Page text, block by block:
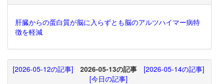
肝臓からの蛋白質が脳に入らずとも脳のアルツハイマー病特
徴を軽減
[2026-05-12の記事] 2026-05-13の記事
[2026-05-14の記事]
[今日の記事]